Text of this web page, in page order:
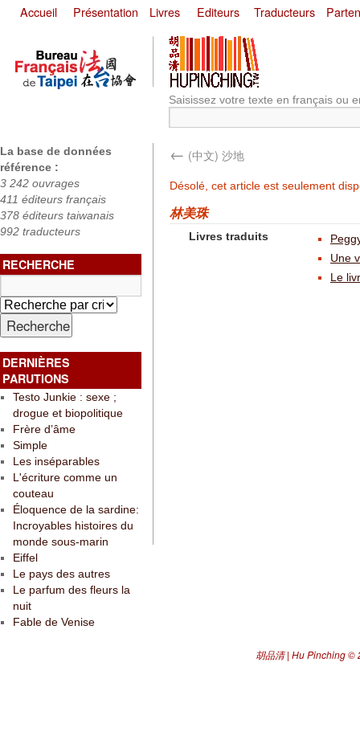
Accueil Présentation Livres Editeurs Traducteurs
Saisissez votre texte en français ou
La base de données
référence :
3 242 ouvrages
411 éditeurs français
378 éditeurs taiwanais
992 traducteurs
RECHERCHE
DERNIÈRES
PARUTIONS
Testo Junkie : sexe ;
drogue et biopolitique
Frère d’âme
Simple
Les inséparables
L'écriture comme un
couteau
Éloquence de la sardine:
Incroyables histoires du
monde sous-marin
Eiffel
Le pays des autres
Le parfum des fleurs la
nuit
Fable de Venise
← (中文) 沙地
Désolé, cet article est seulement
林美珠
Livres traduits
Une
Le
胡品清 | Hu Pinching©